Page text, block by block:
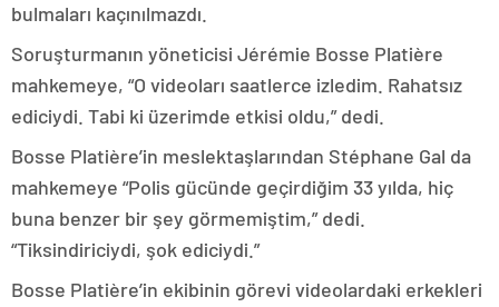
bulmaları kaçınılmazdı.
Soruşturmanın yöneticisi Jérémie Bosse Platière
mahkemeye, “O videoları saatlerce izledim. Rahatsız
ediciydi. Tabi ki üzerimde etkisi oldu,” dedi.
Bosse Platière’in meslektaşlarından Stéphane Gal da
mahkemeye “Polis gücünde geçirdiğim 33 yılda, hiç
buna benzer bir şey görmemiştim,” dedi.
“Tiksindiriciydi, şok ediciydi.”
Bosse Platière’in ekibinin görevi videolardaki erkekleri